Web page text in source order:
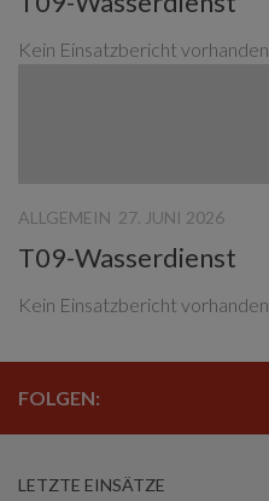
Kein Einsatzbericht vorhanden
ALLGEMEIN 27. JUNI 2026
T09-Wasserdienst
Kein Einsatzbericht vorhanden
FOLGEN:
LETZTE EINSÄTZE